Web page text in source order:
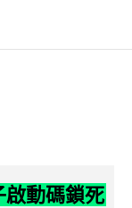
啟動碼鎖死